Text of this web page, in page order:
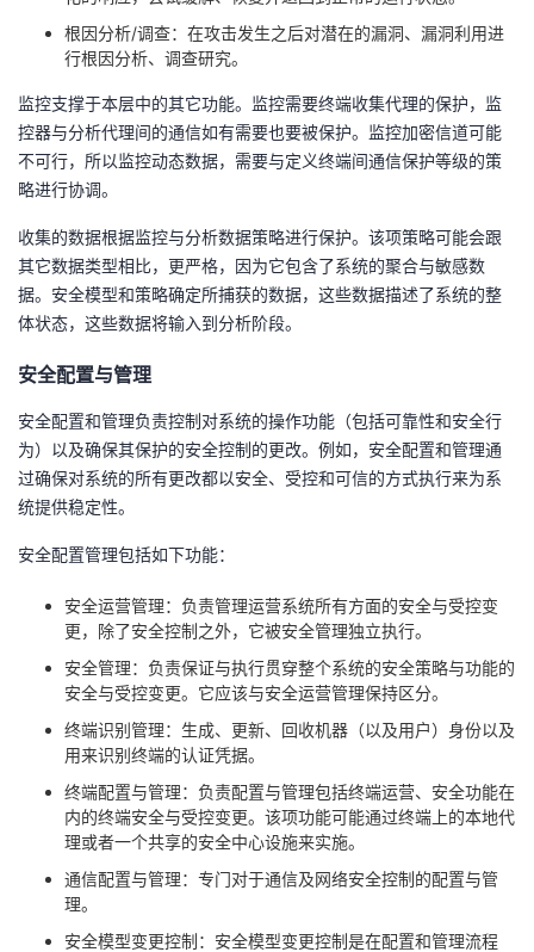
根因分析/调查：在攻击发生之后对潜在的漏洞、漏洞利用进
行根因分析、调查研究。
监控支撑于本层中的其它功能。监控需要终端收集代理的保护，监
控器与分析代理间的通信如有需要也要被保护。监控加密信道可能
不可行，所以监控动态数据，需要与定义终端间通信保护等级的策
略进行协调。
收集的数据根据监控与分析数据策略进行保护。该项策略可能会跟
其它数据类型相比，更严格，因为它包含了系统的聚合与敏感数
据。安全模型和策略确定所捕获的数据，这些数据描述了系统的整
体状态，这些数据将输入到分析阶段。
安全配置与管理
安全配置和管理负责控制对系统的操作功能（包括可靠性和安全行
为）以及确保其保护的安全控制的更改。例如，安全配置和管理通
过确保对系统的所有更改都以安全、受控和可信的方式执行来为系
统提供稳定性。
安全配置管理包括如下功能：
安全运营管理：负责管理运营系统所有方面的安全与受控变
更，除了安全控制之外，它被安全管理独立执行。
安全管理：负责保证与执行贯穿整个系统的安全策略与功能的
安全与受控变更。它应该与安全运营管理保持区分。
终端识别管理：生成、更新、回收机器（以及用户）身份以及
用来识别终端的认证凭据。
终端配置与管理：负责配置与管理包括终端运营、安全功能在
内的终端安全与受控变更。该项功能可能通过终端上的本地代
理或者一个共享的安全中心设施来实施。
通信配置与管理：专门对于通信及网络安全控制的配置与管
理。
安全模型变更控制：安全模型变更控制是在配置和管理流程